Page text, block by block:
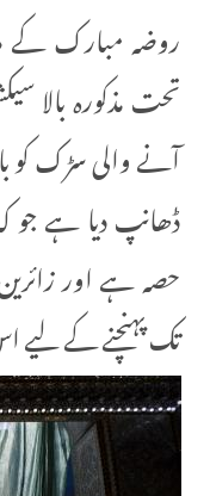
روضہ مبارک کے
تحت مذکورہ
آنے والی سڑک کو
ڈھانپ دیا ہے جو
حصہ ہے اور
تک پہنچنے کے